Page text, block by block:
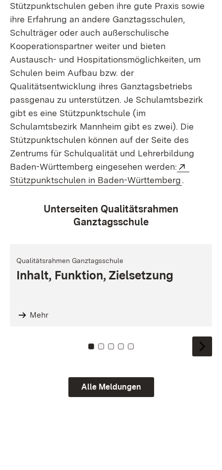
Stützpunktschulen geben ihre gute Praxis sowie
ihre Erfahrung an andere Ganztagsschulen,
Schulträger oder auch außerschulische
Kooperationspartner weiter und bieten
Austausch- und Hospitationsmöglichkeiten, um
Schulen beim Aufbau bzw. der
Qualitätsentwicklung ihres Ganztagsbetriebs
passgenau zu unterstützen. Je Schulamtsbezirk
gibt es eine Stützpunktschule (im
Schulamtsbezirk Mannheim gibt es zwei). Die
Stützpunktschulen können auf der Seite des
Zentrums für Schulqualität und Lehrerbildung
Baden-Württemberg eingesehen werden:
Stützpunktschulen in Baden-Württemberg.
Unterseiten Qualitätsrahmen
Ganztagsschule
Qualitätsrahmen Ganztagsschule
Inhalt, Funktion, Zielsetzung
Mehr
Zu Kachel: 0
Zu Kachel: 1
Zu Kachel: 2
Zu Kachel: 3
Zu Kachel: 4
Alle Meldungen